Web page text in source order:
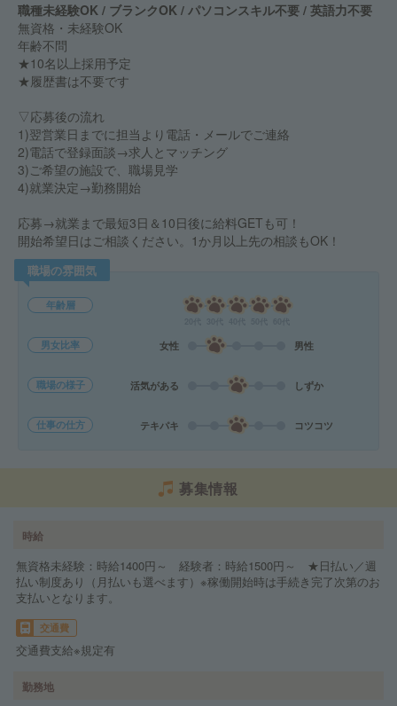
職種未経験OK / ブランクOK / パソコンスキル不要 / 英語力不要
無資格・未経験OK
年齢不問
★10名以上採用予定
★履歴書は不要です
▽応募後の流れ
1)翌営業日までに担当より電話・メールでご連絡
2)電話で登録面談→求人とマッチング
3)ご希望の施設で、職場見学
4)就業決定→勤務開始
応募→就業まで最短3日＆10日後に給料GETも可！
開始希望日はご相談ください。1か月以上先の相談もOK！
職場の雰囲気
年齢層
男女比率 女性 男性
職場の様子 活気がある しずか
仕事の仕方 テキパキ コツコツ
募集情報
時給
無資格未経験：時給1400円～ 経験者：時給1500円～ ★日払い／週
払い制度あり（月払いも選べます）※稼働開始時は手続き完了次第のお
支払いとなります。
交通費
交通費支給※規定有
勤務地